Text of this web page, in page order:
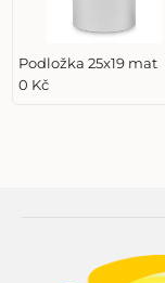
Podložka 25x19 mat
0 Kč